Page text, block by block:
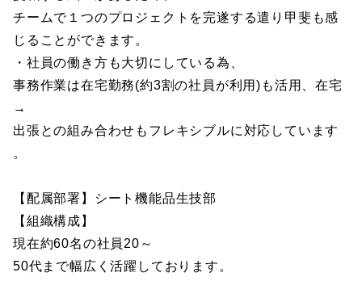
チームで１つのプロジェクトを完遂する遣り甲斐も感
じることができます。
・社員の働き方も大切にしている為、
事務作業は在宅勤務(約3割の社員が利用)も活用、在宅
→
出張との組み合わせもフレキシブルに対応しています
。
【配属部署】シート機能品生技部
【組織構成】
現在約60名の社員20～
50代まで幅広く活躍しております。